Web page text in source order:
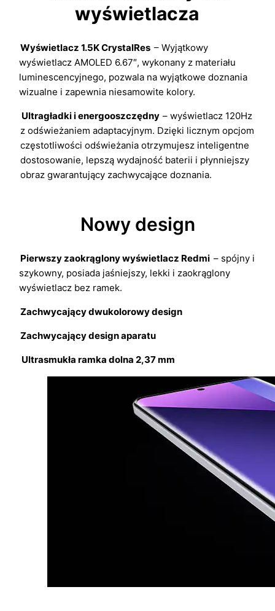
wyświetlacza
Wyświetlacz 1.5K CrystalRes – Wyjątkowy
wyświetlacz AMOLED 6.67″, wykonany z materiału
luminescencyjnego, pozwala na wyjątkowe doznania
wizualne i zapewnia niesamowite kolory.
Ultragładki i energooszczędny – wyświetlacz 120Hz
z odświeżaniem adaptacyjnym. Dzięki licznym opcjom
częstotliwości odświeżania otrzymujesz inteligentne
dostosowanie, lepszą wydajność baterii i płynniejszy
obraz gwarantujący zachwycające doznania.
Nowy design
Pierwszy zaokrąglony wyświetlacz Redmi – spójny i
szykowny, posiada jaśniejszy, lekki i zaokrąglony
wyświetlacz bez ramek.
Zachwycający dwukolorowy design
Zachwycający design aparatu
Ultrasmukła ramka dolna 2,37 mm